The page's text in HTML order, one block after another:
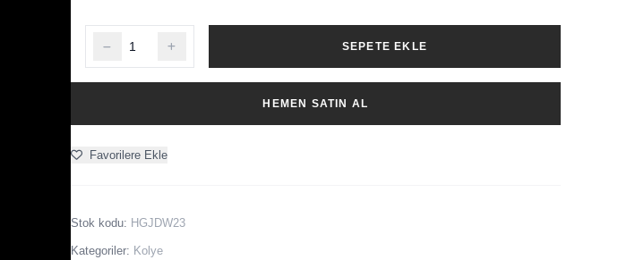
SEPETE EKLE
HEMEN SATIN AL
Favorilere Ekle
Stok kodu: HGJDW23
Kategoriler: Kolye